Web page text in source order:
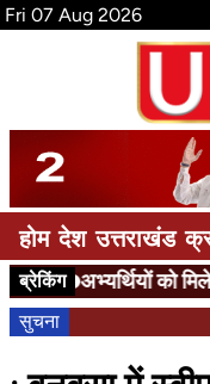
Fri 07 Aug 2026
होम देश उत्तराखंड
ब्रेकिंगअभ्यर्थियों को मिलेगी
सुचना